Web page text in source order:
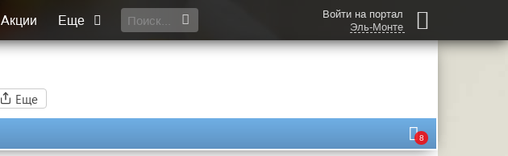
Акции Еще
Войти на портал
Эль-Монте
Еще
8